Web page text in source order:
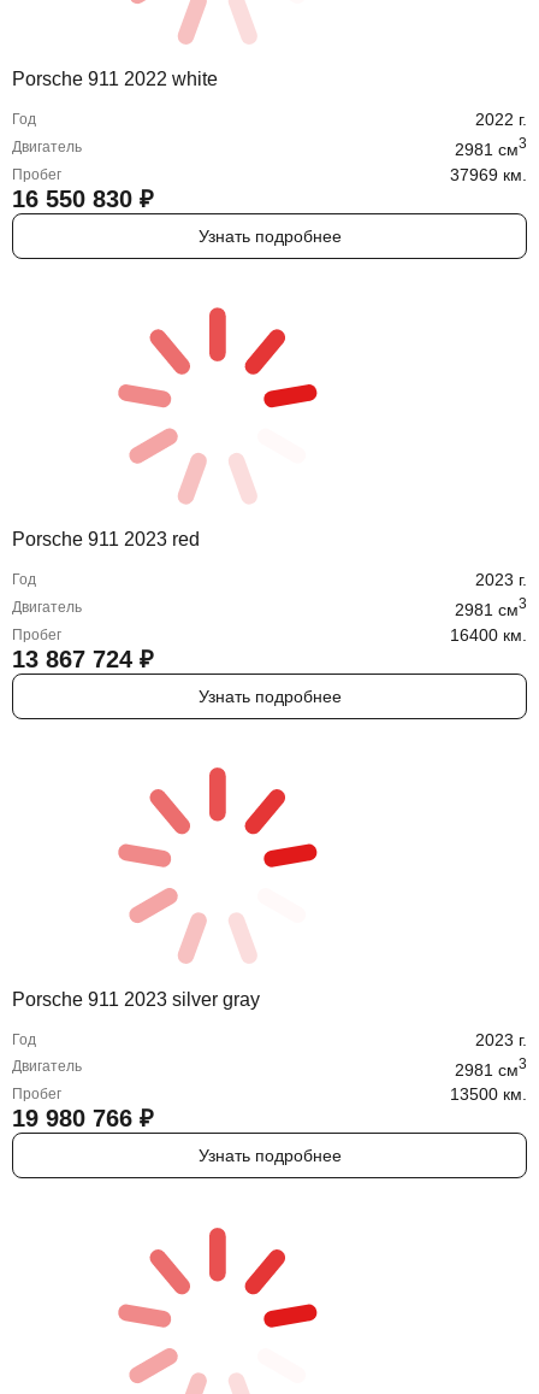
Porsche 911 2022 white
Год 2022 г.
Двигатель 2981 cм3
Пробег 37969 км.
16 550 830 ₽
Узнать подробнее
Porsche 911 2023 red
Год 2023 г.
Двигатель 2981 cм3
Пробег 16400 км.
13 867 724 ₽
Узнать подробнее
Porsche 911 2023 silver gray
Год 2023 г.
Двигатель 2981 cм3
Пробег 13500 км.
19 980 766 ₽
Узнать подробнее